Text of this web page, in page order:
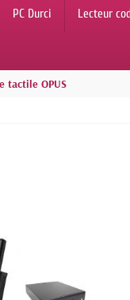
PC Durci Lecteur
tactile OPUS